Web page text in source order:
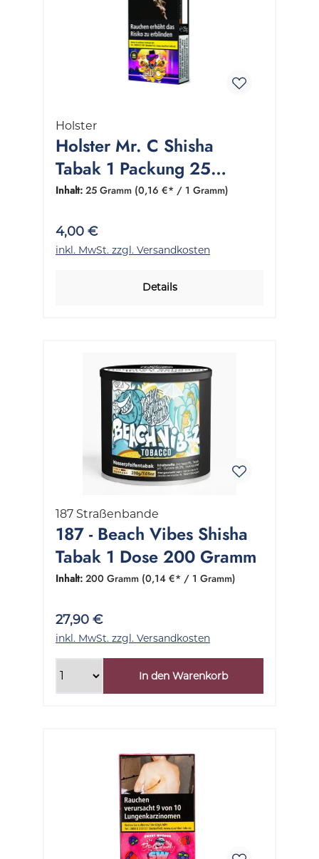
Holster
Holster Mr. C Shisha
Tabak 1 Packung 25
Gramm
Inhalt: 25 Gramm (0,16 €* / 1 Gramm)
4,00 €
inkl. MwSt. zzgl. Versandkosten
Details
187 Straßenbande
187 - Beach Vibes Shisha
Tabak 1 Dose 200 Gramm
Inhalt: 200 Gramm (0,14 €* / 1 Gramm)
27,90 €
inkl. MwSt. zzgl. Versandkosten
In den Warenkorb